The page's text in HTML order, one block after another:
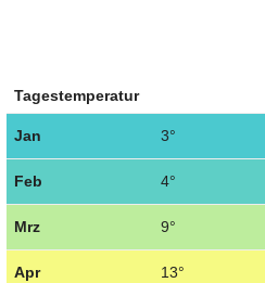
Tagestemperatur
Jan 3°
Feb 4°
Mrz 9°
Apr 13°